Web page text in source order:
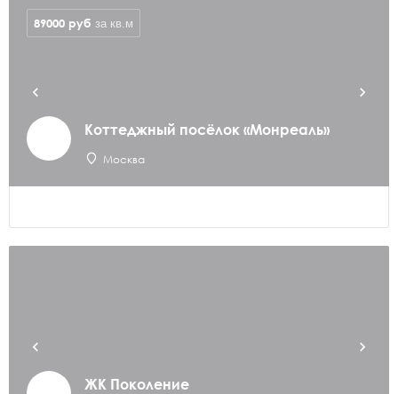
Коттеджный посёлок «Монреаль»
Москва
89000 руб за кв.м
ЖК Поколение